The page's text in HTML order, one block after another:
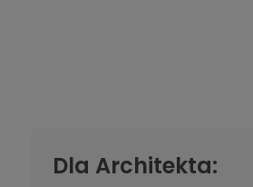
Dla Architekta: